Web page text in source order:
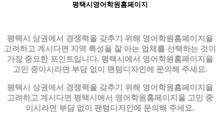
평택시영어학원홈페이지
평택시 상권에서 경쟁력을 갖추기 위해 영어학원홈페이지을
고려하고 계시다면 지역 특성을 잘 아는 업체를 선택하는 것이
가장 중요한 포인트입니다. 평택시에서 영어학원홈페이지을
고민 중이시라면 부담 없이 팬텀디자인에 문의해 주세요.
평택시 상권에서 경쟁력을 갖추기 위해 영어학원홈페이지을
고려하고 계시다면 평택시에서 영어학원홈페이지을 고민 중
이시라면 부담 없이 팬텀디자인에 문의해 주세요.